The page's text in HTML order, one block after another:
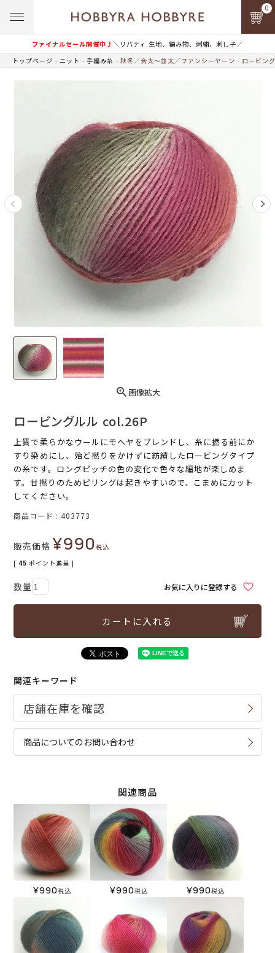
ファイナルセール開催中♪＼リバティ 生地、編み物、刺繍、刺し子／
0
トップページ ニット 手編み糸 秋冬／合太～並太／ファンシーヤーン ロービン
画像拡大
ロービングルル col.26P
上質で柔らかなウールにモヘヤをブレンドし、糸に撚る前にか
すり染めにし、殆ど撚りをかけずに紡績したロービングタイプ
の糸です。ロングピッチの色の変化で色々な編地が楽しめま
す。甘撚りのためピリングは起きやすいので、こまめにカット
してください。
商品コード 403773
販売価格 ¥990税込
[ 45 ポイント進呈 ]
お気に入りに登録する
カートに入れる
関連キーワード
商品についてのお問い合わせ
関連商品
¥990税込 ¥990税込 ¥990税込